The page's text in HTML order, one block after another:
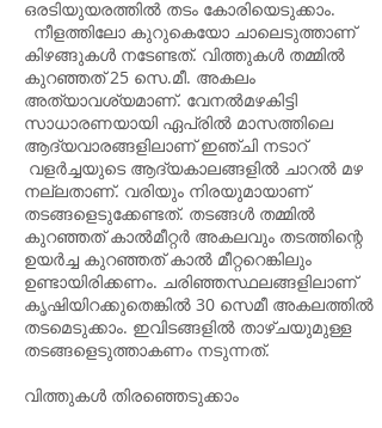
ഒരടിയുയരത്തിൽ തടം കോരിയെടുക്കാം.
നീളത്തിലോ കുറുകെയോ ചാലെടുത്താണ്
കിഴങ്ങുകൾ നടേണ്ടത്. വിത്തുകൾ തമ്മിൽ
കുറഞ്ഞത് 25 സെ.മീ. അകലം
അത്യാവശ്യമാണ്. വേനൽമഴകിട്ടി
സാധാരണയായി ഏപ്രിൽ മാസത്തിലെ
ആദ്യവാരങ്ങളിലാണ് ഇഞ്ചി നടാറ്
വളർച്ചയുടെ ആദ്യകാലങ്ങളിൽ ചാറൽ മഴ
നല്ലതാണ്. വരിയും നിരയുമായാണ്
തടങ്ങളെടുക്കേണ്ടത്. തടങ്ങൾ തമ്മിൽ
കുറഞ്ഞത് കാൽമീറ്റർ അകലവും തടത്തിന്റെ
ഉയർച്ച കുറഞ്ഞത് കാൽ മീറ്ററെങ്കിലും
ഉണ്ടായിരിക്കണം. ചരിഞ്ഞസ്ഥലങ്ങളിലാണ്
കൃഷിയിറക്കുതെങ്കിൽ 30 സെമീ അകലത്തിൽ
തടമെടുക്കാം. ഇവിടങ്ങളിൽ താഴ്ചയുമുള്ള
തടങ്ങളെടുത്താകണം നടുന്നത്.
വിത്തുകൾ തിരഞ്ഞെടുക്കാം